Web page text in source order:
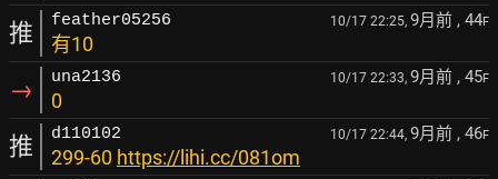
推 feather05256 10/17 22:25, 9月前 , 44F
有10
→ una2136 10/17 22:33, 9月前 , 45F
0
推 d110102 10/17 22:44, 9月前 , 46F
299-60 https://lihi.cc/081om